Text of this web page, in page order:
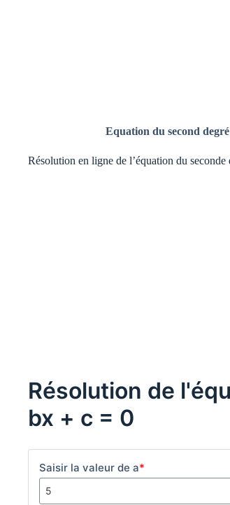
Equation du second
Résolution en ligne de l’équation du seconde
Résolution de
bx + c = 0
Saisir la valeur de a*